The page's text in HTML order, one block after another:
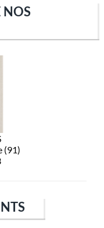
NOS
(91)